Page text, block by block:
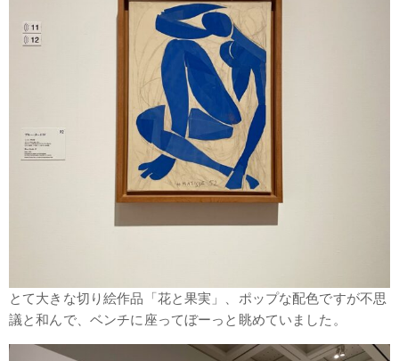
とて大きな切り絵作品「花と果実」、ポップな配色ですが不思
議と和んで、ベンチに座ってぼーっと眺めていました。